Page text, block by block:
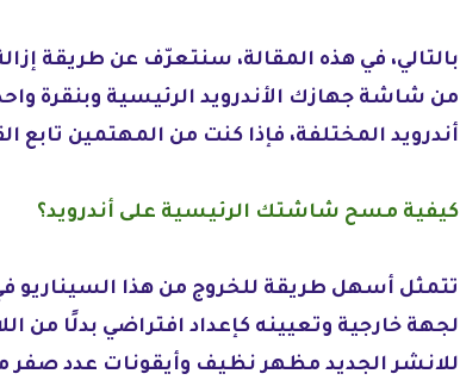
بالتالي، في هذه المقالة، سنتعرّف عن طريقة
من شاشة جهازك الأندرويد الرئيسية وبنقرة
أندرويد المختلفة، فإذا كنت من المهتمين تابع
كيفية مسح شاشتك الرئيسية على أندرويد؟
تتمثل أسهل طريقة للخروج من هذا السيناريو
لجهة خارجية وتعيينه كإعداد افتراضي بدلًا من
للانشر الجديد مظهر نظيف وأيقونات عدد صفر